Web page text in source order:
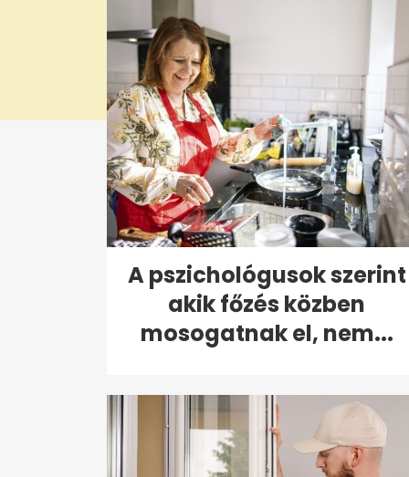
A pszichológusok szerint
akik főzés közben
mosogatnak el, nem...